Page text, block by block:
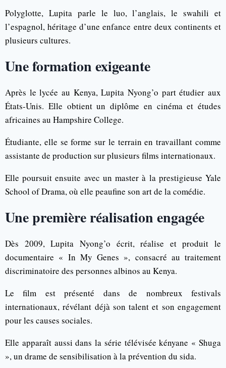
Polyglotte, Lupita parle le luo, l’anglais, le swahili et
l’espagnol, héritage d’une enfance entre deux continents et
plusieurs cultures.
Une formation exigeante
Après le lycée au Kenya, Lupita Nyong’o part étudier aux
États-Unis. Elle obtient un diplôme en cinéma et études
africaines au Hampshire College.
Étudiante, elle se forme sur le terrain en travaillant comme
assistante de production sur plusieurs films internationaux.
Elle poursuit ensuite avec un master à la prestigieuse Yale
School of Drama, où elle peaufine son art de la comédie.
Une première réalisation engagée
Dès 2009, Lupita Nyong’o écrit, réalise et produit le
documentaire « In My Genes », consacré au traitement
discriminatoire des personnes albinos au Kenya.
Le film est présenté dans de nombreux festivals
internationaux, révélant déjà son talent et son engagement
pour les causes sociales.
Elle apparaît aussi dans la série télévisée kényane « Shuga
», un drame de sensibilisation à la prévention du sida.